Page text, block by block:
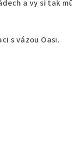
a vy si tak
s vázou Oasi.